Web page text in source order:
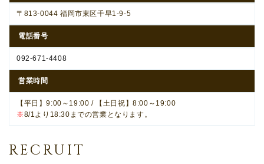
〒813-0044 福岡市東区千早1-9-5
電話番号
092-671-4408
営業時間
【平日】9:00～19:00 / 【土日祝】8:00～19:00
※8/1より18:30までの営業となります。
RECRUIT